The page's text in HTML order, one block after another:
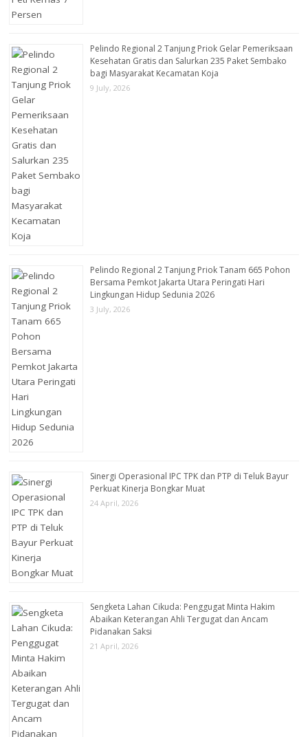
Pelindo Regional 2 Tanjung Priok Gelar Pemeriksaan
Kesehatan Gratis dan Salurkan 235 Paket Sembako
bagi Masyarakat Kecamatan Koja
9 July, 2026
Pelindo Regional 2 Tanjung Priok Tanam 665 Pohon
Bersama Pemkot Jakarta Utara Peringati Hari
Lingkungan Hidup Sedunia 2026
3 July, 2026
Sinergi Operasional IPC TPK dan PTP di Teluk Bayur
Perkuat Kinerja Bongkar Muat
24 April, 2026
Sengketa Lahan Cikuda: Penggugat Minta Hakim
Abaikan Keterangan Ahli Tergugat dan Ancam
Pidanakan Saksi
21 April, 2026